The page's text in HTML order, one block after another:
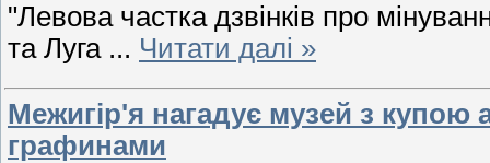
"Левова частка дзвінків про
та Луга ... Читати далі »
Межигір'я нагадує музей з купою
графинами